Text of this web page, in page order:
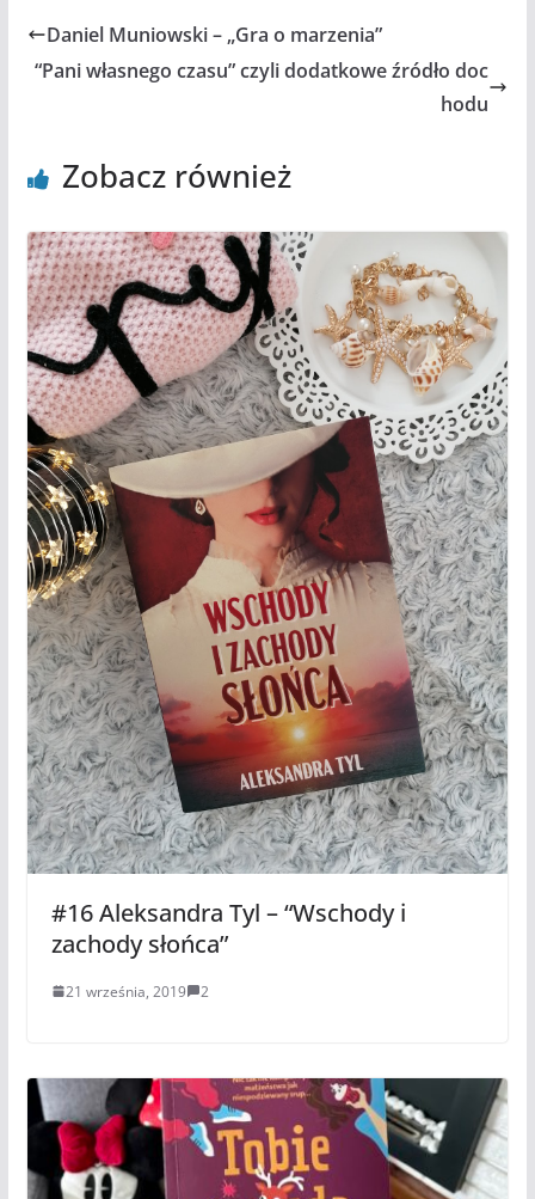
Daniel Muniowski – „Gra o marzenia”
“Pani własnego czasu” czyli dodatkowe źródło doc
hodu
Zobacz również
#16 Aleksandra Tyl – “Wschody i
zachody słońca”
21 września, 2019 2